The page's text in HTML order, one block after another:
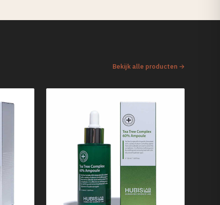
Bekijk alle producten →